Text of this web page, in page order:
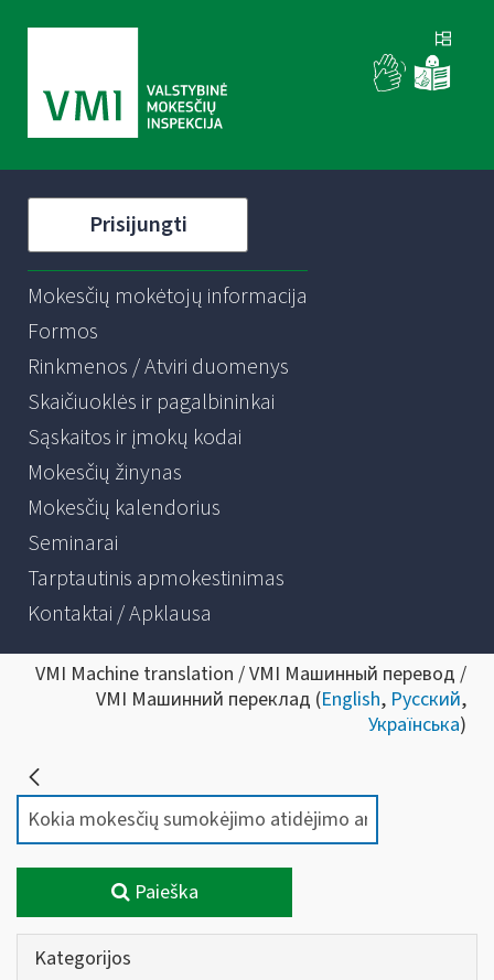
Prisijungti
Mokesčių mokėtojų informacija
Formos
Rinkmenos / Atviri duomenys
Skaičiuoklės ir pagalbininkai
Sąskaitos ir įmokų kodai
Mokesčių žinynas
Mokesčių kalendorius
Seminarai
Tarptautinis apmokestinimas
Kontaktai / Apklausa
VMI Machine translation / VMI Машинный перевод /
VMI Машинний переклад (English, Русский,
Українська)
Paieška
Kategorijos